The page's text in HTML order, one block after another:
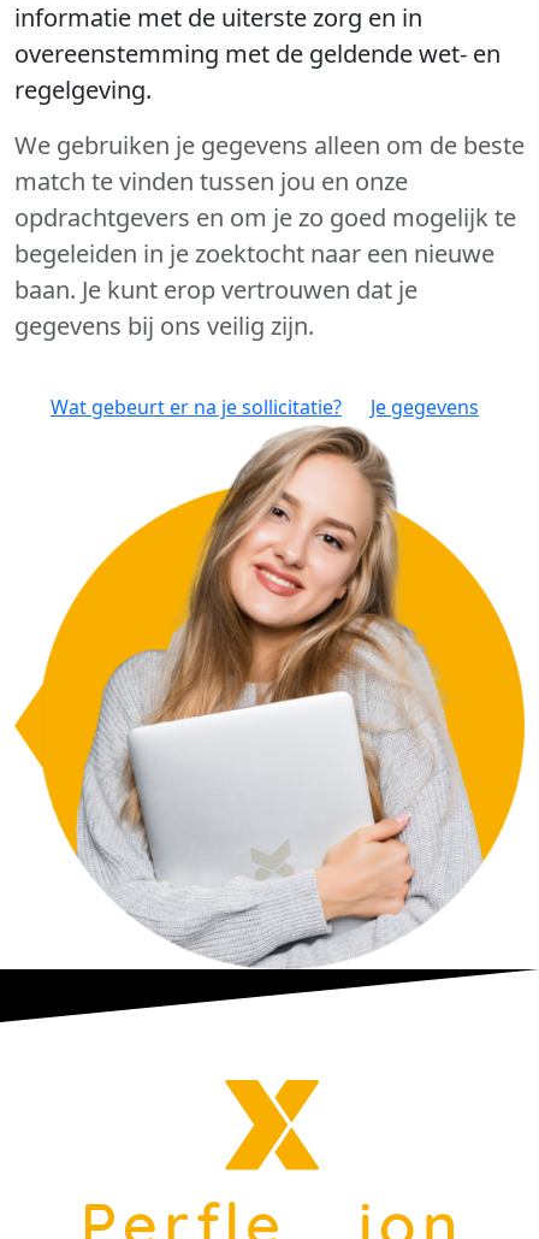
informatie met de uiterste zorg en in
overeenstemming met de geldende wet- en
regelgeving.
We gebruiken je gegevens alleen om de beste
match te vinden tussen jou en onze
opdrachtgevers en om je zo goed mogelijk te
begeleiden in je zoektocht naar een nieuwe
baan. Je kunt erop vertrouwen dat je
gegevens bij ons veilig zijn.
Wat gebeurt er na je sollicitatie? Je gegevens